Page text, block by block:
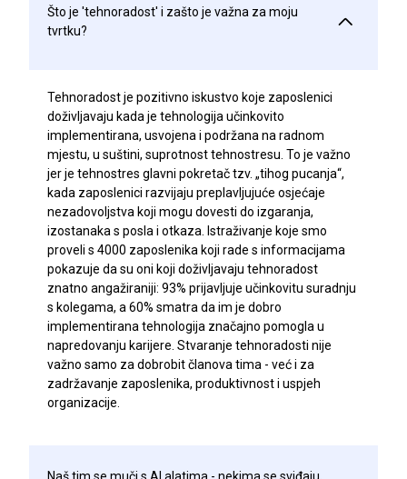
Što je 'tehnoradost' i zašto je važna za moju
tvrtku?
Tehnoradost je pozitivno iskustvo koje zaposlenici
doživljavaju kada je tehnologija učinkovito
implementirana, usvojena i podržana na radnom
mjestu, u suštini, suprotnost tehnostresu. To je važno
jer je tehnostres glavni pokretač tzv. „tihog pucanja“,
kada zaposlenici razvijaju preplavljujuće osjećaje
nezadovoljstva koji mogu dovesti do izgaranja,
izostanaka s posla i otkaza. Istraživanje koje smo
proveli s 4000 zaposlenika koji rade s informacijama
pokazuje da su oni koji doživljavaju tehnoradost
znatno angažiraniji: 93% prijavljuje učinkovitu suradnju
s kolegama, a 60% smatra da im je dobro
implementirana tehnologija značajno pomogla u
napredovanju karijere. Stvaranje tehnoradosti nije
važno samo za dobrobit članova tima - već i za
zadržavanje zaposlenika, produktivnost i uspjeh
organizacije.
Naš tim se muči s AI alatima - nekima se sviđaju,